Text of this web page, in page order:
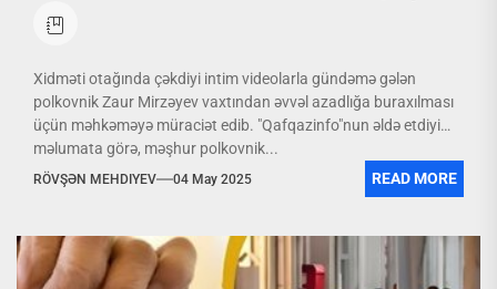
Xidməti otağında çəkdiyi intim videolarla gündəmə gələn
polkovnik Zaur Mirzəyev vaxtından əvvəl azadlığa buraxılması
üçün məhkəməyə müraciət edib. "Qafqazinfo"nun əldə etdiyi
məlumata görə, məşhur polkovnik...
RÖVŞƏN MEHDIYEV 04 May 2025 READ MORE